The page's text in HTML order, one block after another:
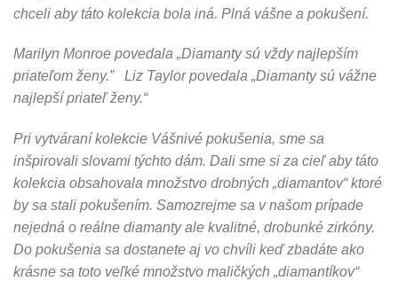
chceli aby táto kolekcia bola iná. Plná vášne a pokušení.
Marilyn Monroe povedala „Diamanty sú vždy najlepším
priateľom ženy.” Liz Taylor povedala „Diamanty sú vážne
najlepší priateľ ženy.“
Pri vytváraní kolekcie Vášnivé pokušenia, sme sa
inšpirovali slovami týchto dám. Dali sme si za cieľ aby táto
kolekcia obsahovala množstvo drobných „diamantov“ ktoré
by sa stali pokušením. Samozrejme sa v našom prípade
nejedná o reálne diamanty ale kvalitné, drobunké zirkóny.
Do pokušenia sa dostanete aj vo chvíli keď zbadáte ako
krásne sa toto veľké množstvo maličkých „diamantíkov“